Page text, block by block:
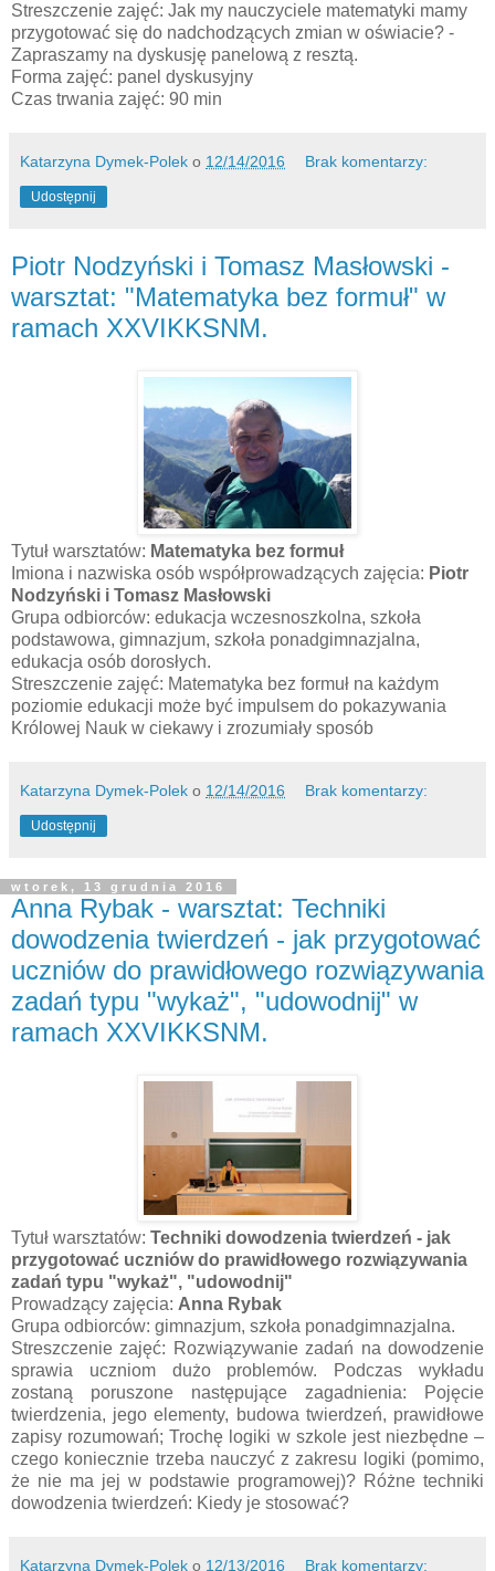
Streszczenie zajęć: Jak my nauczyciele matematyki mamy
przygotować się do nadchodzących zmian w oświacie? -
Zapraszamy na dyskusję panelową z resztą.
Forma zajęć: panel dyskusyjny
Czas trwania zajęć: 90 min
Katarzyna Dymek-Polek o 12/14/2016 Brak komentarzy:
Udostępnij
Piotr Nodzyński i Tomasz Masłowski -
warsztat: "Matematyka bez formuł" w
ramach XXVIKKSNM.
Tytuł warsztatów: Matematyka bez formuł
Imiona i nazwiska osób współprowadzących zajęcia: Piotr
Nodzyński i Tomasz Masłowski
Grupa odbiorców: edukacja wczesnoszkolna, szkoła
podstawowa, gimnazjum, szkoła ponadgimnazjalna,
edukacja osób dorosłych.
Streszczenie zajęć: Matematyka bez formuł na każdym
poziomie edukacji może być impulsem do pokazywania
Królowej Nauk w ciekawy i zrozumiały sposób
Katarzyna Dymek-Polek o 12/14/2016 Brak komentarzy:
Udostępnij
wtorek, 13 grudnia 2016
Anna Rybak - warsztat: Techniki
dowodzenia twierdzeń - jak przygotować
uczniów do prawidłowego rozwiązywania
zadań typu "wykaż", "udowodnij" w
ramach XXVIKKSNM.
Tytuł warsztatów: Techniki dowodzenia twierdzeń - jak
przygotować uczniów do prawidłowego rozwiązywania
zadań typu "wykaż", "udowodnij"
Prowadzący zajęcia: Anna Rybak
Grupa odbiorców: gimnazjum, szkoła ponadgimnazjalna.
Streszczenie zajęć: Rozwiązywanie zadań na dowodzenie
sprawia uczniom dużo problemów. Podczas wykładu
zostaną poruszone następujące zagadnienia: Pojęcie
twierdzenia, jego elementy, budowa twierdzeń, prawidłowe
zapisy rozumowań; Trochę logiki w szkole jest niezbędne –
czego koniecznie trzeba nauczyć z zakresu logiki (pomimo,
że nie ma jej w podstawie programowej)? Różne techniki
dowodzenia twierdzeń: Kiedy je stosować?
Katarzyna Dymek-Polek o 12/13/2016 Brak komentarzy: